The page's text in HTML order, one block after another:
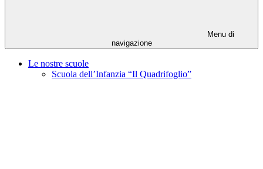
Menu di
navigazione
Le nostre scuole
Scuola dell’Infanzia “Il Quadrifoglio”